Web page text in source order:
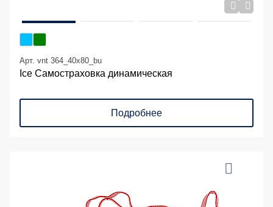
Арт. vnt 364_40х80_bu
Ice Самостраховка динамическая
Подробнее